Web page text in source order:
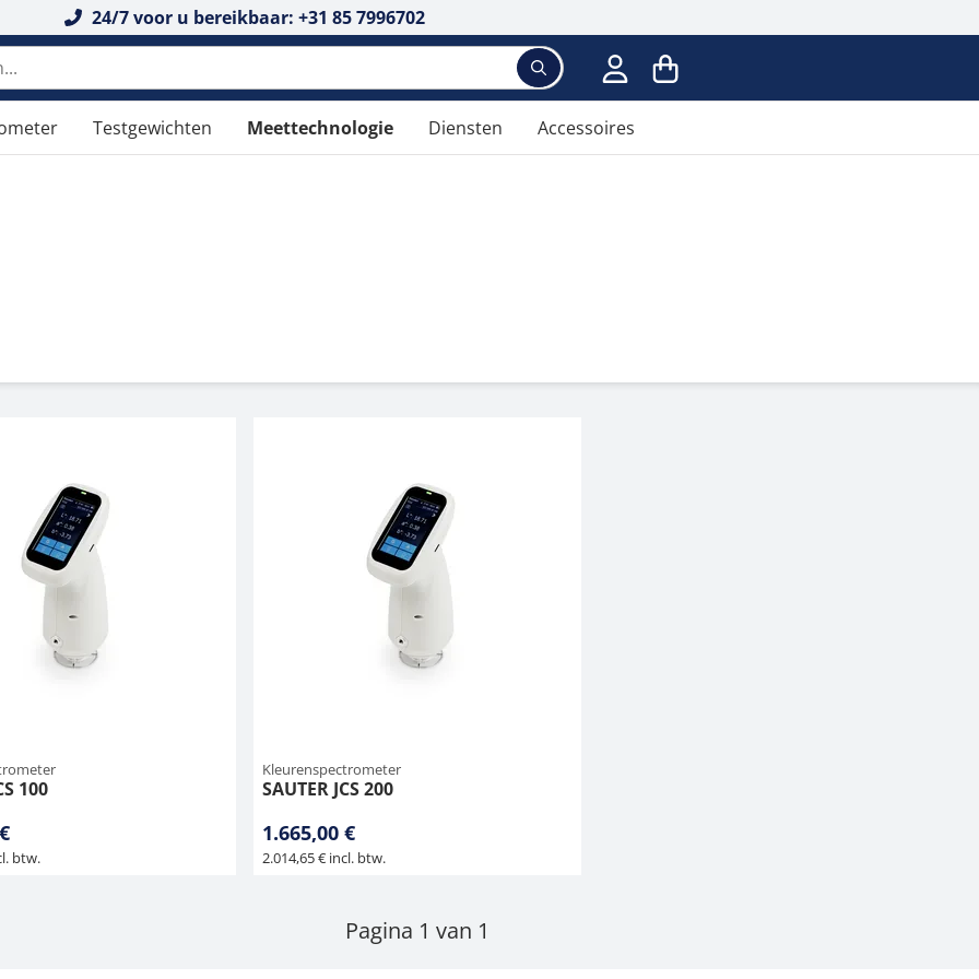
24/7 voor u bereikbaar: +31 85 7996702
doorzoeken Voer een zoekterm in; er verschijnen suggesties
Testgewichten Meettechnologie Diensten Accessoires
100
btw.
Kleurenspectrometer
SAUTER JCS 200
1.665,00 €
2.014,65 € incl. btw.
Pagina 1 van 1